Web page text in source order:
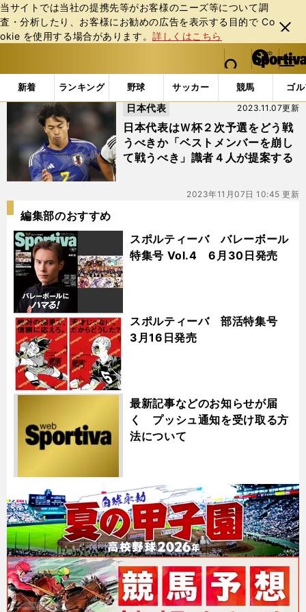
当サイトでは当社の提携先等がお客様のニーズ等について調
査・分析したり、お客様にお勧めの広告を表⽰する⽬的で Co
okie を使⽤する場合があります。詳しくはこちら
閉じ
る
web Sportiva (webスポルティーバ)
検索
マイペ
ー
ジ
メニュ
新着 ランキング 野球 サッカー 競馬 ゴ
b
ス
ル
バ
「#遠藤航上田綺世」の最新ニュース・ 情報
日本代表はＷ杯２次予選をどう戦
うべきか「ベストメンバーを崩し
て戦うべき」識者４人が提案する
2023.11.07更新
日本代表
2023年11月07日 10:45 更新
編集部のおすすめ
スポルティーバ バレーボール
特集号 Vol.4 6月30日発売
スポルティーバ 部活特集号
3月16日発売
最新記事などのお知らせが届
く プッシュ通知を受け取る方
法について